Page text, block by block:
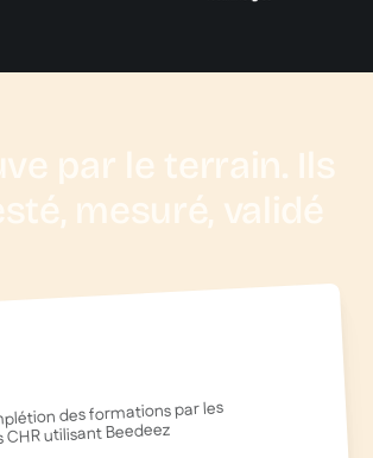
par le terrain. Ils
mesuré, validé
des formations par les
utilisant Beedeez